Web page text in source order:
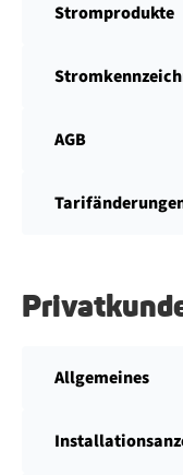
Stromprodukte
AGB
Allgemeines